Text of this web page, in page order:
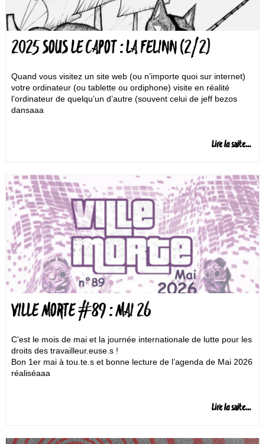
2025 SOUS LE CAPOT : LA FELINN (2/2)
Quand vous visitez un site web (ou n’importe quoi sur internet)
votre ordinateur (ou tablette ou ordiphone) visite en réalité
l’ordinateur de quelqu’un d’autre (souvent celui de jeff bezos
dansaaa
Lire la suite...
VILLE MORTE #89 : MAI 26
C’est le mois de mai et la journée internationale de lutte pour les
droits des travailleur.euse.s !
Bon 1er mai à tou.te.s et bonne lecture de l’agenda de Mai 2026
réaliséaaa
Lire la suite...